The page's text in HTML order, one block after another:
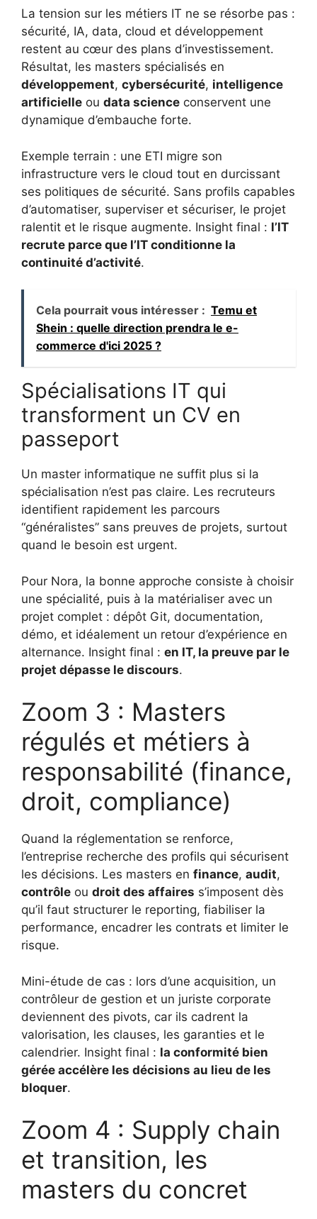
La tension sur les métiers IT ne se résorbe pas :
sécurité, IA, data, cloud et développement
restent au cœur des plans d’investissement.
Résultat, les masters spécialisés en
développement, cybersécurité, intelligence
artificielle ou data science conservent une
dynamique d’embauche forte.
Exemple terrain : une ETI migre son
infrastructure vers le cloud tout en durcissant
ses politiques de sécurité. Sans profils capables
d’automatiser, superviser et sécuriser, le projet
ralentit et le risque augmente. Insight final : l’IT
recrute parce que l’IT conditionne la
continuité d’activité.
Cela pourrait vous intéresser : Temu et
Shein : quelle direction prendra le e-
commerce d'ici 2025 ?
Spécialisations IT qui
transforment un CV en
passeport
Un master informatique ne suffit plus si la
spécialisation n’est pas claire. Les recruteurs
identifient rapidement les parcours
“généralistes” sans preuves de projets, surtout
quand le besoin est urgent.
Pour Nora, la bonne approche consiste à choisir
une spécialité, puis à la matérialiser avec un
projet complet : dépôt Git, documentation,
démo, et idéalement un retour d’expérience en
alternance. Insight final : en IT, la preuve par le
projet dépasse le discours.
Zoom 3 : Masters
régulés et métiers à
responsabilité (finance,
droit, compliance)
Quand la réglementation se renforce,
l’entreprise recherche des profils qui sécurisent
les décisions. Les masters en finance, audit,
contrôle ou droit des affaires s’imposent dès
qu’il faut structurer le reporting, fiabiliser la
performance, encadrer les contrats et limiter le
risque.
Mini-étude de cas : lors d’une acquisition, un
contrôleur de gestion et un juriste corporate
deviennent des pivots, car ils cadrent la
valorisation, les clauses, les garanties et le
calendrier. Insight final : la conformité bien
gérée accélère les décisions au lieu de les
bloquer.
Zoom 4 : Supply chain
et transition, les
masters du concret